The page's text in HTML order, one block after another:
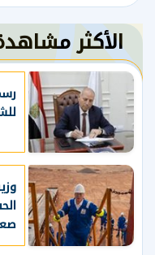
الأكثر